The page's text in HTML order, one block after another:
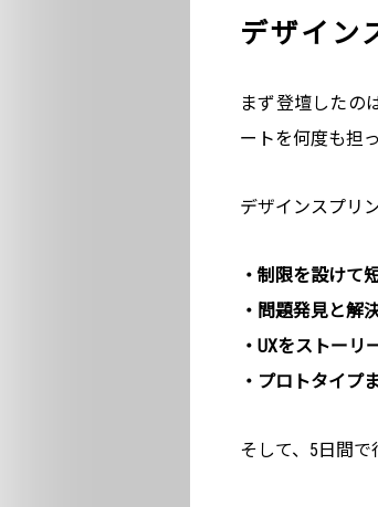
デザイン
まず登壇したの
ートを何度も担
デザインスプリ
・制限を設けて
・問題発見と解
・UXをストーリ
・プロトタイプ
そして、5日間で